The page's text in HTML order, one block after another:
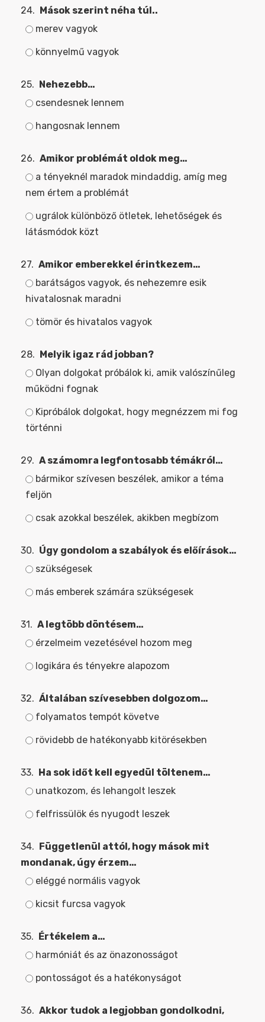
24.
Mások szerint néha túl..
merev vagyok
könnyelmű vagyok
25.
Nehezebb…
csendesnek lennem
hangosnak lennem
26. Amikor problémát oldok meg…
a tényeknél maradok mindaddig, amíg meg
nem értem a problémát
ugrálok különböző ötletek, lehetőségek és
látásmódok közt
27. Amikor emberekkel érintkezem…
barátságos vagyok, és nehezemre esik
hivatalosnak maradni
tömör és hivatalos vagyok
28.
Melyik igaz rád jobban?
Olyan dolgokat próbálok ki, amik valószínűleg
működni fognak
Kipróbálok dolgokat, hogy megnézzem mi fog
történni
29. A számomra legfontosabb témákról…
bármikor szívesen beszélek, amikor a téma
feljön
csak azokkal beszélek, akikben megbízom
30. Úgy gondolom a szabályok és előírások…
szükségesek
más emberek számára szükségesek
31. A legtöbb döntésem…
érzelmeim vezetésével hozom meg
logikára és tényekre alapozom
32. Általában szívesebben dolgozom…
folyamatos tempót követve
rövidebb de hatékonyabb kitörésekben
33.
Ha sok időt kell egyedül töltenem…
unatkozom, és lehangolt leszek
felfrissülök és nyugodt leszek
34.
Függetlenül attól, hogy mások mit
mondanak, úgy érzem…
eléggé normális vagyok
kicsit furcsa vagyok
35.
Értékelem a…
harmóniát és az önazonosságot
pontosságot és a hatékonyságot
36. Akkor tudok a legjobban gondolkodni,